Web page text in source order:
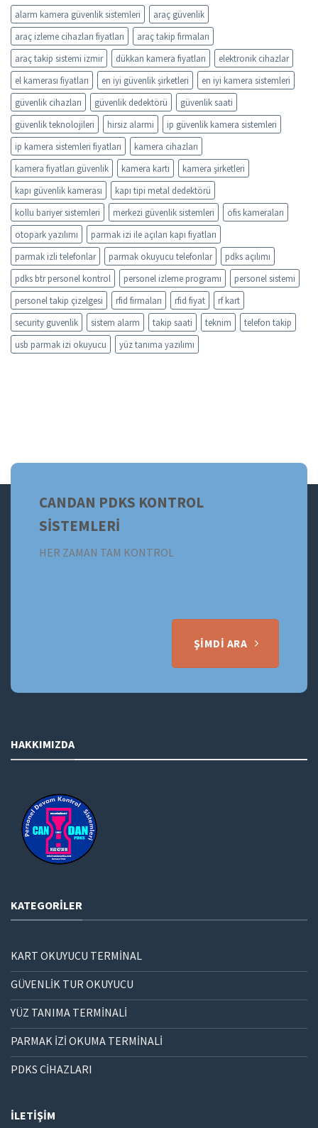
alarm kamera güvenlik sistemleri
araç güvenlik
araç izleme cihazları fiyatları
araç takip firmaları
araç takip sistemi izmir
dükkan kamera fiyatları
elektronik cihazlar
el kamerası fiyatları
en iyi güvenlik şirketleri
en iyi kamera sistemleri
güvenlik cihazları
güvenlik dedektörü
güvenlik saati
güvenlik teknolojileri
hirsiz alarmi
ip güvenlik kamera sistemleri
ip kamera sistemleri fiyatları
kamera cihazları
kamera fiyatları güvenlik
kamera kartı
kamera şirketleri
kapı güvenlik kamerası
kapı tipi metal dedektörü
kollu bariyer sistemleri
merkezi güvenlik sistemleri
ofis kameraları
otopark yazılımı
parmak izi ile açılan kapı fiyatları
parmak izli telefonlar
parmak okuyucu telefonlar
pdks açılımı
pdks btr personel kontrol
personel izleme programı
personel sistemi
personel takip çizelgesi
rfid firmaları rfid fiyat
rf kart
security guvenlik
sistem alarm takip saati teknim
telefon takip
usb parmak izi okuyucu
yüz tanıma yazılımı
CANDAN PDKS KONTROL
SİSTEMLERİ
HER ZAMAN TAM KONTROL
ŞIMDI ARA
HAKKIMIZDA
KATEGORILER
KART OKUYUCU TERMİNAL
GÜVENLİK TUR OKUYUCU
YÜZ TANIMA TERMİNALİ
PARMAK İZİ OKUMA TERMİNALİ
PDKS CİHAZLARI
İLETIŞIM